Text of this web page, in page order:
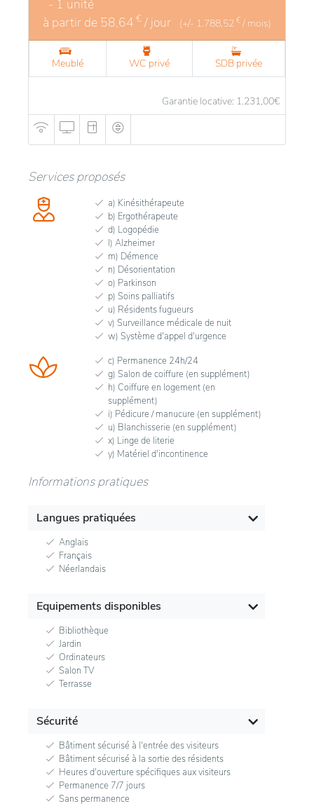
- 1 unité
à partir de 58,64 € / jour (+/- 1.788,52 € / mois)
Meublé WC privé SDB privée
Garantie locative: 1.231,00€
Services proposés
a) Kinésithérapeute
b) Ergothérapeute
d) Logopédie
l) Alzheimer
m) Démence
n) Désorientation
o) Parkinson
p) Soins palliatifs
u) Résidents fugueurs
v) Surveillance médicale de nuit
w) Système d'appel d'urgence
c) Permanence 24h/24
g) Salon de coiffure (en supplément)
h) Coiffure en logement (en
supplément)
i) Pédicure / manucure (en supplément)
u) Blanchisserie (en supplément)
x) Linge de literie
y) Matériel d'incontinence
Informations pratiques
Langues pratiquées
Anglais
Français
Néerlandais
Equipements disponibles
Bibliothèque
Jardin
Ordinateurs
Salon TV
Terrasse
Sécurité
Bâtiment sécurisé à l'entrée des visiteurs
Bâtiment sécurisé à la sortie des résidents
Heures d'ouverture spécifiques aux visiteurs
Permanence 7/7 jours
Sans permanence